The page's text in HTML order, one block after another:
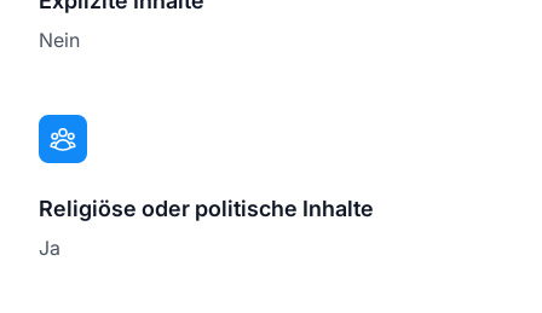
Nein
Religiöse oder politische Inhalte
Ja